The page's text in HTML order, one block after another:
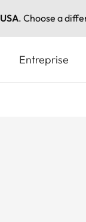
USA. Choose a
Entreprise